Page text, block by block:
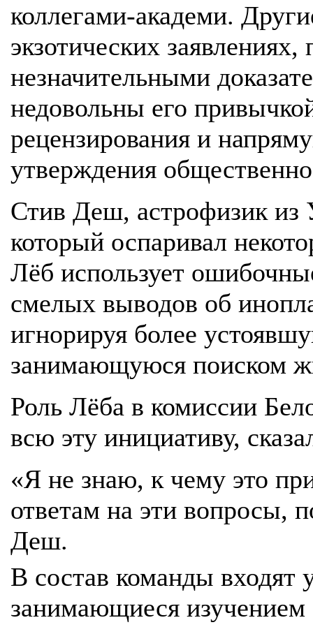
коллегами-академи.
экзотических
незначительными
недовольны его
рецензирования и
утверждения
Стив Деш, астрофизик из
который оспаривал
Лёб использует
смелых выводов об
игнорируя более
занимающуюся поиском
Роль Лёба в комиссии
всю эту инициативу,
«Я не знаю, к чему это
ответам на эти вопросы,
Деш.
В состав команды входят
занимающиеся